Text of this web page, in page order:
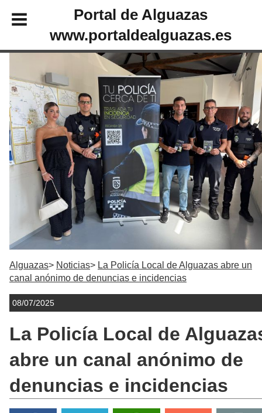
Portal de Alguazas
www.portaldealguazas.es
Alguazas Noticias
La Policía Local de Alguazas abre un
canal anónimo de denuncias e incidencias
08/07/2025
La Policía Local de
abre un canal anónimo de
denuncias e incidencias